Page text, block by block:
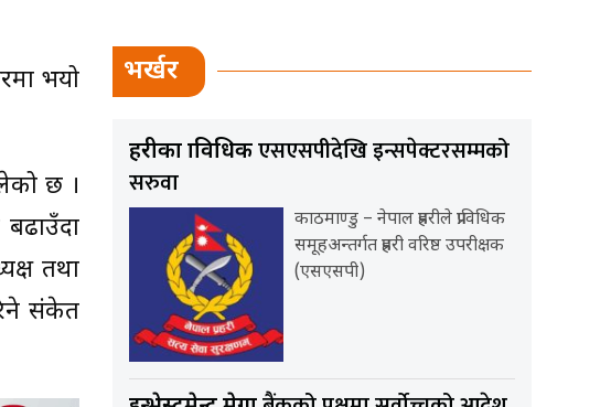
भयो
छ ।
बढाउँदा
तथा
संकेत
भर्खर
प्रहरीका प्राविधिकएसएसपीदेखि इन्सपेक्टरसम्मको
सरुवा
काठमाण्डु – नेपाल प्रहरीले प्राविधिक
समूहअन्तर्गत प्रहरी वरिष्ठ उपरीक्षक
(एसएसपी)